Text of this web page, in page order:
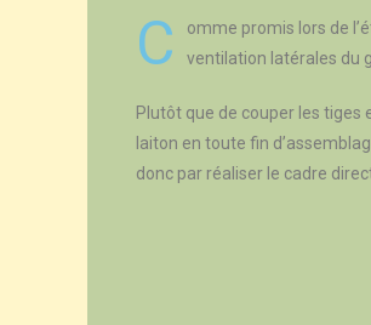
C
omme promis lors de
ventilation latérales du
Plutôt que de couper les tiges
laiton en toute fin
donc par réaliser le cadre